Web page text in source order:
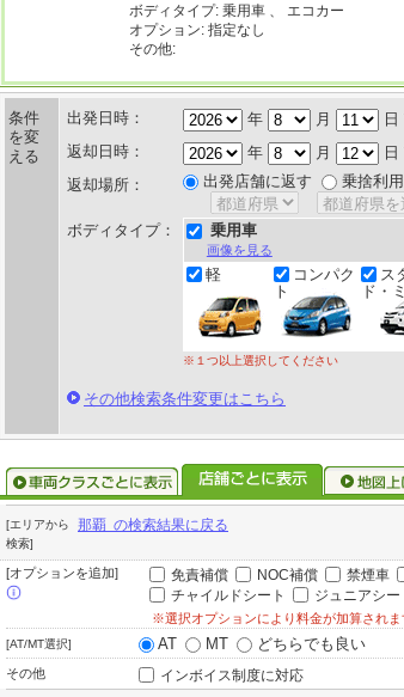
ボディタイプ: 乗用車 、 エコカー
オプション: 指定なし
その他:
条件
を変
える
出発日時： 年 月 日
返却日時：
年 月 日
返却場所：
出発店舗に返す 乗捨利
ボディタイプ： 乗用車
画像を見る
軽
コンパク
ト
ス
ド・
※１つ以上選択してください
その他検索条件変更はこちら
[エリアから
検索]
那覇 の検索結果に戻る
[オプションを追加] 免責補償 NOC補償 禁煙車
チャイルドシート
ジュニアシー
※選択オプションにより料金が加算されま
[AT/MT選択] AT MT どちらでも良い
その他 インボイス制度に対応